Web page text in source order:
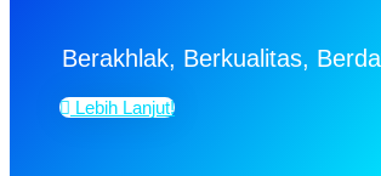
Berakhlak, Berkualitas,
Lebih Lanjut!